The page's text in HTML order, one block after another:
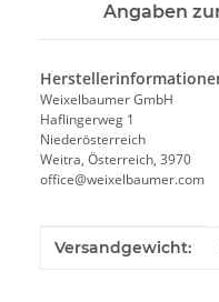
Angaben
Weixelbaumer GmbH
Haflingerweg 1
Niederösterreich
Weitra, Österreich, 3970
office@weixelbaumer.com
Produkteigenschaft
Wert
Versandgewicht: